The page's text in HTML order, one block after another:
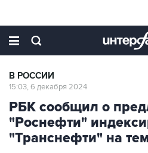
В РОССИИ
15:03, 6 декабря 2024
РБК сообщил о
"Роснефти"
"Транснефти" на